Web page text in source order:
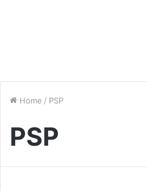
Home / PSP
PSP